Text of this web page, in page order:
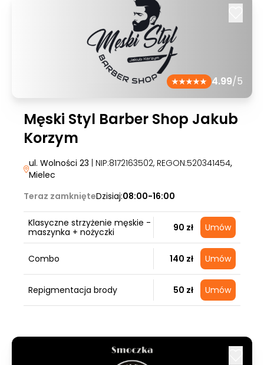
4.99/5
Męski Styl Barber Shop Jakub
Korzym
ul. Wolności 23 | NIP:8172163502, REGON:520341454,
Mielec
Teraz zamknięteDzisiaj:08:00-16:00
Klasyczne strzyżenie męskie -
maszynka + nożyczki
90 zł Umów
Combo 140 zł Umów
Repigmentacja brody 50 zł Umów